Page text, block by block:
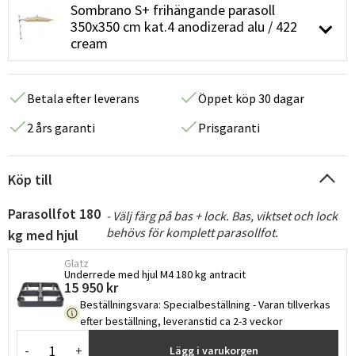
Sombrano S+ frihängande parasoll
350x350 cm kat.4 anodizerad alu / 422
cream
Betala efter leverans
Öppet köp 30 dagar
2 års garanti
Prisgaranti
Köp till
Parasollfot 180
kg med hjul
- Välj färg på bas + lock. Bas, viktset och lock
behövs för komplett parasollfot.
Glatz
Underrede med hjul M4 180 kg antracit
15 950 kr
Beställningsvara: Specialbeställning - Varan tillverkas
efter beställning, leveranstid ca 2-3 veckor
- + Lägg i varukorgen